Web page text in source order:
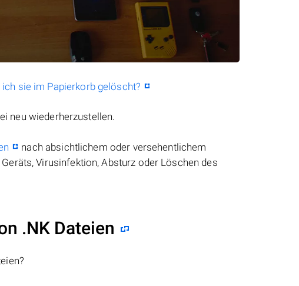
sie im Papierkorb gelöscht?
neu wiederherzustellen.
nach absichtlichem oder versehentlichem
Virusinfektion, Absturz oder Löschen des
.NK Dateien